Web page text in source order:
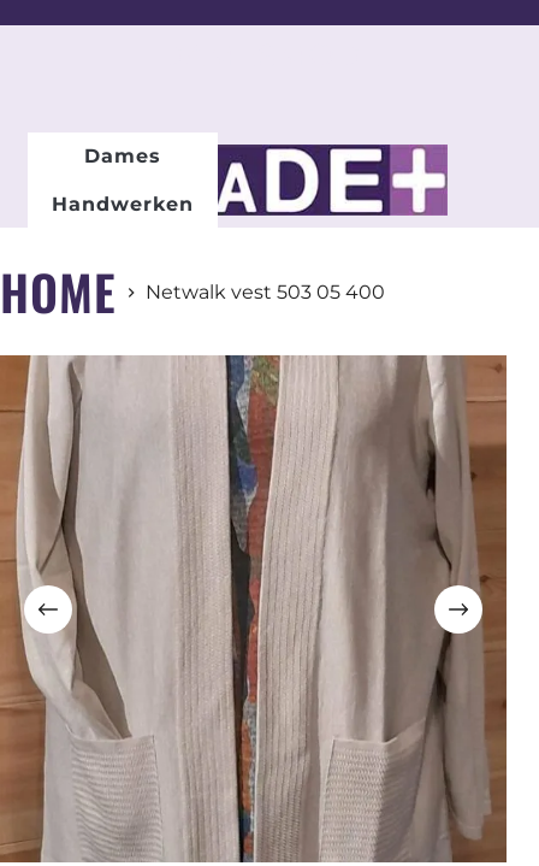
Dames
Handwerken
HOME Netwalk vest 503 05 400